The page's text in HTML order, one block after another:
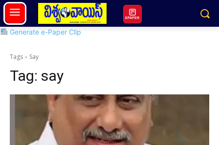
EPAPER
Generate e-Paper Clip
Tags Say
Tag: say